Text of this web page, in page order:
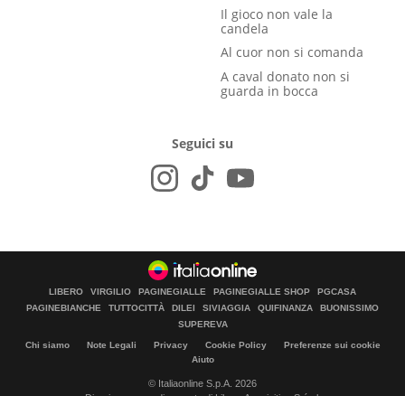
Il gioco non vale la
candela
Al cuor non si comanda
A caval donato non si
guarda in bocca
Seguici su
LIBERO VIRGILIO PAGINEGIALLE PAGINEGIALLE SHOP
PGCASA
PAGINEBIANCHE
TUTTOCITTÀ DILEI SIVIAGGIA QUIFINANZA
BUONISSIMO
SUPEREVA
Chi siamo Note Legali Privacy Cookie Policy
Preferenze sui cookie
Aiuto
© Italiaonline S.p.A. 2026